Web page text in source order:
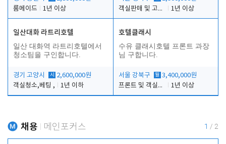
룸메이드
1년 이상
객실판매 및 고객응대
1년 이상
일산대화 라트리호텔
일산 대화역 라트리호텔에서
청소팀을 구인합니다.
경기 고양시 시
2,600,000원
객실청소,베팅 ,
1년 이하
호텔클래시
수유 클래시호텔 프론트 과장
님 구합니다.
서울 강북구 월 3,400,000원
프론트 및 객실관리
1년 이상
채용 메인포커스 1 / 2